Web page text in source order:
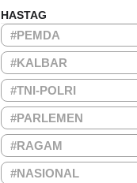
HASTAG
#PEMDA
#KALBAR
#TNI-POLRI
#PARLEMEN
#RAGAM
#NASIONAL